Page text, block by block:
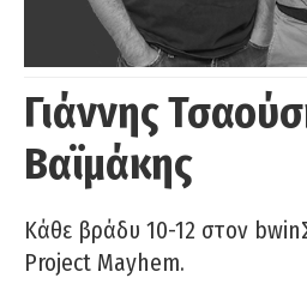
Γιάννης
Βαϊμάκης
Κάθε βράδυ 10-12 στον
Project Mayhem.